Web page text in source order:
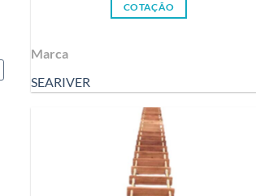
COTAÇÃO
Marca
SEARIVER